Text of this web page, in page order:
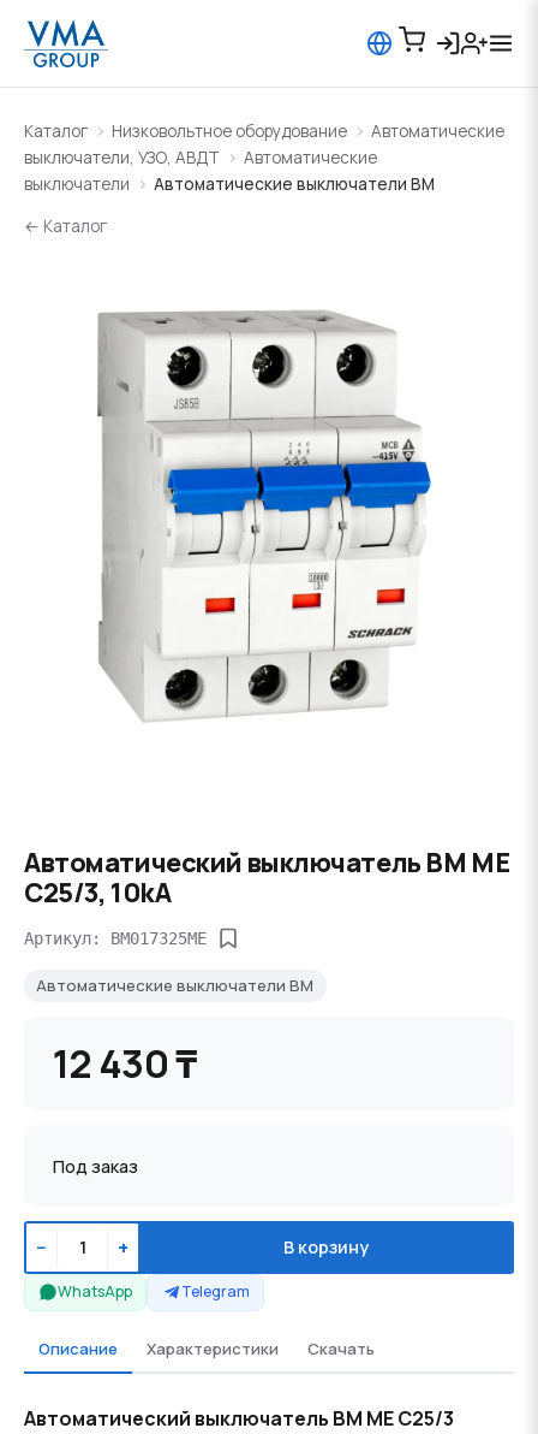
Каталог Низковольтное оборудование
Автоматические
выключатели, УЗО, АВДТ
Автоматические
выключатели
Автоматические выключатели BM
← Каталог
Автоматический выключатель BM ME
C25/3, 10kA
Артикул: BM017325ME
Автоматические выключатели BM
12 430 ₸
Под заказ
− + В корзину
WhatsApp Telegram
Описание Характеристики Скачать
Автоматический выключатель BM ME C25/3